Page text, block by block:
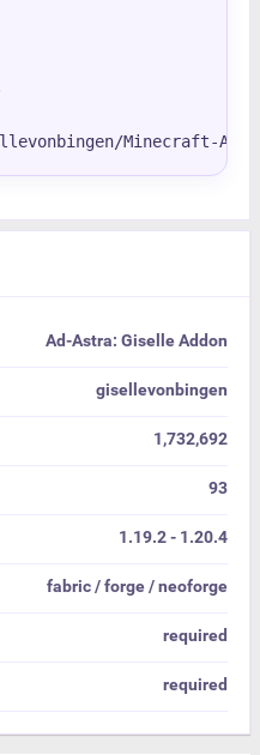
Minecraft-Ad-
Ad-Astra: Giselle Addon
gisellevonbingen
1,732,692
93
1.19.2 - 1.20.4
fabric / forge / neoforge
required
required